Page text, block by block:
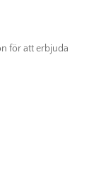
för att erbjuda